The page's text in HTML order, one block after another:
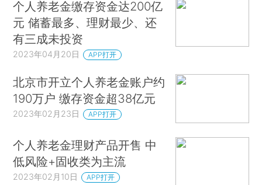
个人养老金缴存资金达200亿
元 储蓄最多、理财最少、还
有三成未投资
2023年04月20日 APP打开
北京市开立个人养老金账户约
190万户 缴存资金超38亿元
2023年02月23日 APP打开
个人养老金理财产品开售 中
低风险+固收类为主流
2023年02月10日 APP打开